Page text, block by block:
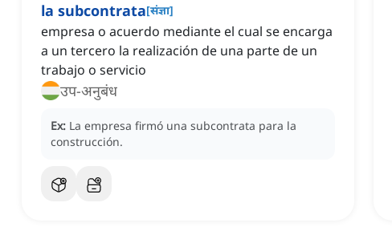
la subcontrata[संज्ञा]
empresa o acuerdo mediante el cual se encarga
a un tercero la realización de una parte de un
trabajo o servicio
उप-अनुबंध
Ex: La empresa firmó una subcontrata para la
construcción.